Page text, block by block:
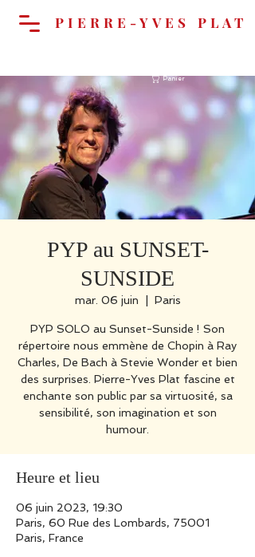
Panier
PIERRE-YVES PLAT
PYP au SUNSET-
SUNSIDE
mar. 06 juin Paris
PYP SOLO au Sunset-Sunside ! Son
répertoire nous emmène de Chopin à Ray
Charles, De Bach à Stevie Wonder et bien
des surprises. Pierre-Yves Plat fascine et
enchante son public par sa virtuosité, sa
sensibilité, son imagination et son
humour.
Heure et lieu
06 juin 2023, 19:30
Paris, 60 Rue des Lombards, 75001
Paris, France